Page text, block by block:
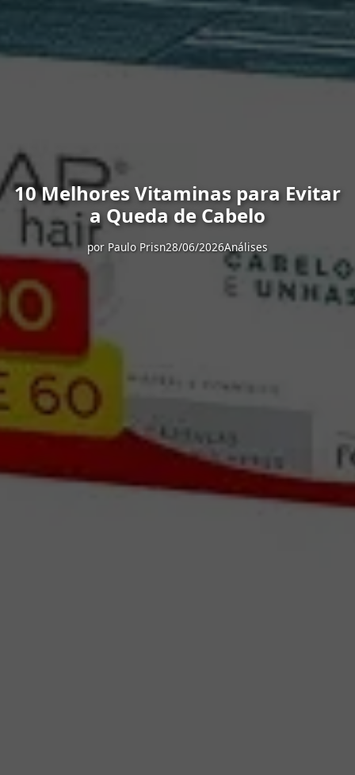
10 Melhores Vitaminas para Evitar
a Queda de Cabelo
por Paulo Prisn28/06/2026Análises